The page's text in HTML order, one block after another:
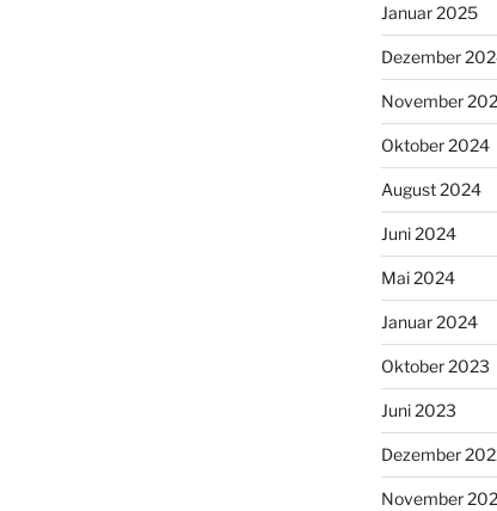
Januar 2025
Dezember
November
Oktober 2024
August 2024
Juni 2024
Mai 2024
Januar 2024
Oktober 2023
Juni 2023
Dezember
November